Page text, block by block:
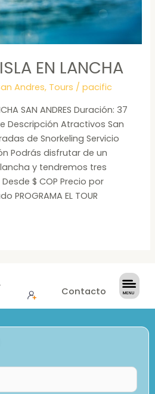
EN LANCHA
Andres, Tours /pacific
SAN ANDRES Duración: 37
Descripción Atractivos San
de Snorkeling Servicio
Podrás disfrutar de un
y tendremos tres
$ COP Precio por
PROGRAMA EL TOUR
Contacto